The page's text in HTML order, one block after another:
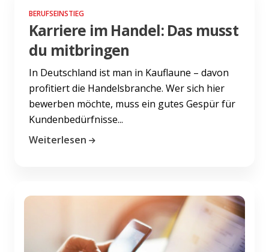
BERUFSEINSTIEG
Karriere im Handel: Das musst
du mitbringen
In Deutschland ist man in Kauflaune – davon
profitiert die Handelsbranche. Wer sich hier
bewerben möchte, muss ein gutes Gespür für
Kundenbedürfnisse...
Weiterlesen